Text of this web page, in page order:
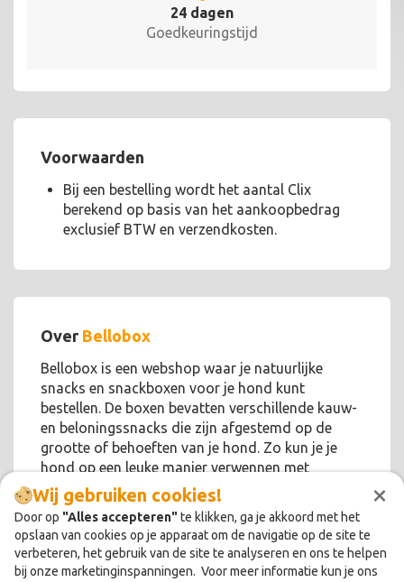
×
Wij gebruiken cookies!
Door op "Alles accepteren"te klikken, ga je akkoord met het
opslaan van cookies op je apparaat om de navigatie op de site te
verbeteren, het gebruik van de site te analyseren en ons te helpen
bij onze marketinginspanningen. Voor meer informatie kun je ons
24 dagen
Goedkeuringstijd
Voorwaarden
Bij een bestelling wordt het aantal Clix
berekend op basis van het aankoopbedrag
exclusief BTW en verzendkosten.
Over Bellobox
Bellobox is een webshop waar je natuurlijke
snacks en snackboxen voor je hond kunt
bestellen. De boxen bevatten verschillende kauw-
en beloningssnacks die zijn afgestemd op de
grootte of behoeften van je hond. Zo kun je je
hond op een leuke manier verwennen met
gezonde en 100% natuurlijke lekkernijen!